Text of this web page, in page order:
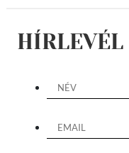
HÍRLEVÉL